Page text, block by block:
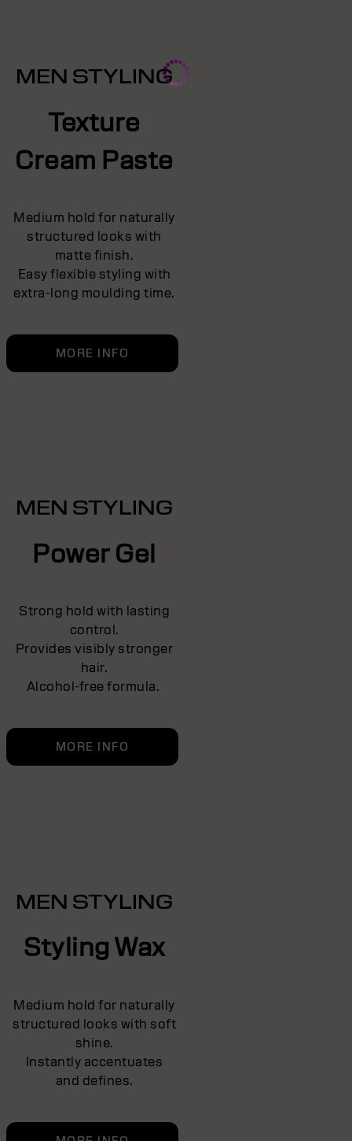
MEN STYLING
Texture
Cream Paste
Medium hold for naturally
structured looks with
matte finish.
Easy flexible styling with
extra-long moulding time.
MORE INFO
MEN STYLING
Power Gel
Strong hold with lasting
control.
Provides visibly stronger
hair.
Alcohol-free formula.
MORE INFO
MEN STYLING
Styling Wax
Medium hold for naturally
structured looks with soft
shine.
Instantly accentuates
and defines.